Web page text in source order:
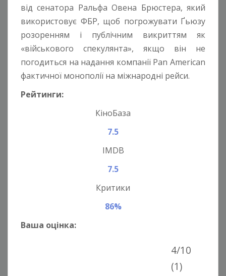
від сенатора Ральфа Овена Брюстера, який
використовує ФБР, щоб погрожувати Ґьюзу
розоренням і публічним викриттям як
«військового спекулянта», якщо він не
погодиться на надання компанії Pan American
фактичної монополії на міжнародні рейси.
Рейтинги:
КіноБаза
7.5
IMDB
7.5
Критики
86%
Ваша оцінка:
4/10
(1)